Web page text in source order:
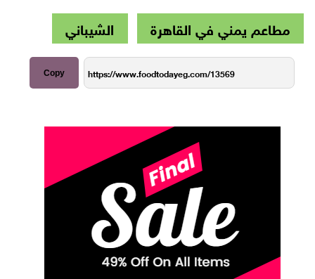
مطاعم يمني في القاهرة
الشيباني
Copy